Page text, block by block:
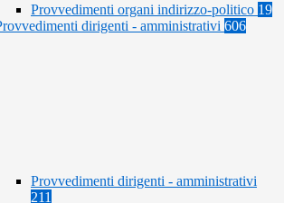
Provvedimenti organi indirizzo-politico 19
dirigenti - amministrativi 606
Provvedimenti dirigenti - amministrativi
211